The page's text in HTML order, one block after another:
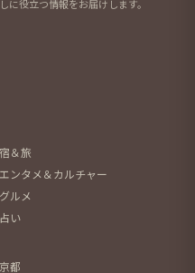
役立つ情報をお届けします。
宿＆旅
エンタメ＆カルチャー
グルメ
占い
京都